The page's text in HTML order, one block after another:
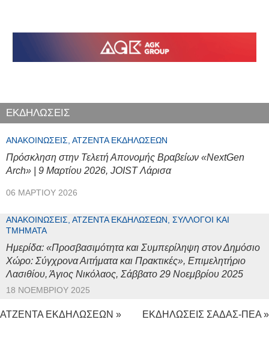
ΕΚΔΗΛΩΣΕΙΣ
ΑΝΑΚΟΙΝΏΣΕΙΣ, ΑΤΖΈΝΤΑ ΕΚΔΗΛΏΣΕΩΝ
Πρόσκληση στην Τελετή Απονομής Βραβείων «NextGen
Arch» | 9 Μαρτίου 2026, JOIST Λάρισα
06 ΜΑΡΤΊΟΥ 2026
ΑΝΑΚΟΙΝΏΣΕΙΣ, ΑΤΖΈΝΤΑ ΕΚΔΗΛΏΣΕΩΝ, ΣΎΛΛΟΓΟΙ ΚΑΙ
ΤΜΉΜΑΤΑ
Ημερίδα: «Προσβασιμότητα και Συμπερίληψη στον Δημόσιο
Χώρο: Σύγχρονα Αιτήματα και Πρακτικές», Επιμελητήριο
Λασιθίου, Άγιος Νικόλαος, Σάββατο 29 Νοεμβρίου 2025
18 ΝΟΕΜΒΡΊΟΥ 2025
ΑΤΖΕΝΤΑ ΕΚΔΗΛΩΣΕΩΝ » ΕΚΔΗΛΩΣΕΙΣ ΣΑΔΑΣ-ΠΕΑ »